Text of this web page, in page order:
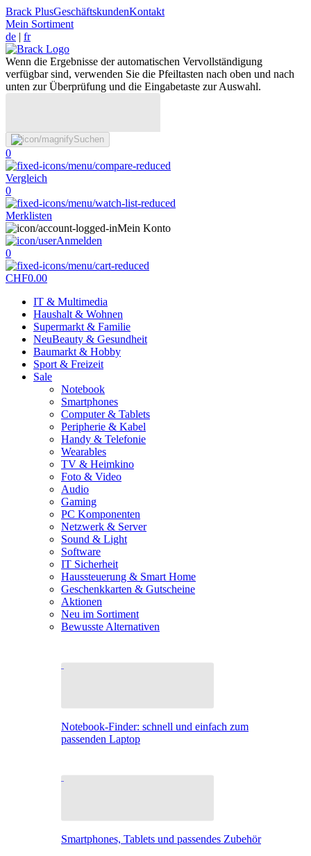
Brack PlusGeschäftskundenKontakt
Mein Sortiment
de | fr
Wenn die Ergebnisse der automatischen Vervollständigung
verfügbar sind, verwenden Sie die Pfeiltasten nach oben und nach
unten zur Überprüfung und die Eingabetaste zur Auswahl.
Suchen
0
Vergleich
0
Merklisten
Mein Konto
Anmelden
0
CHF0.00
IT & Multimedia
Haushalt & Wohnen
Supermarkt & Familie
NeuBeauty & Gesundheit
Baumarkt & Hobby
Sport & Freizeit
Sale
Notebook
Smartphones
Computer & Tablets
Peripherie & Kabel
Handy & Telefonie
Wearables
TV & Heimkino
Foto & Video
Audio
Gaming
PC Komponenten
Netzwerk & Server
Sound & Light
Software
IT Sicherheit
Haussteuerung & Smart Home
Geschenkkarten & Gutscheine
Aktionen
Neu im Sortiment
Bewusste Alternativen
Notebook-Finder: schnell und einfach zum
passenden Laptop
Smartphones, Tablets und passendes Zubehör